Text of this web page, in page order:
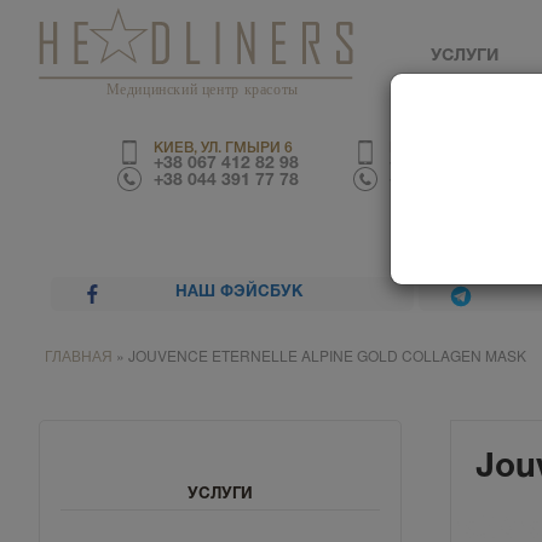
Медицинский центр красоты
УСЛУГИ
КИЕВ, УЛ. ГМЫРИ 6
+38 067 412 82 98
+38 044 391 77 78
НАШ ФЭЙСБУК
ГЛАВНАЯ » JOUVENCE ETERNELLE ALPINE GOLD COLLAGEN MASK
УСЛУГИ